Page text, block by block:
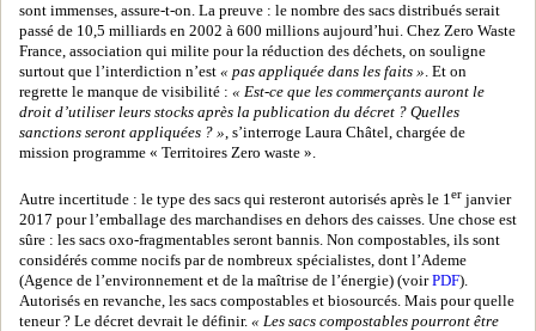
sont immenses, assure-t-on. La preuve : le nombre des sacs distribués serait
passé de 10,5 milliards en 2002 à 600 millions aujourd’hui. Chez Zero Waste
France, association qui milite pour la réduction des déchets, on souligne
surtout que l’interdiction n’est « pas appliquée dans les faits » . Et on
regrette le manque de visibilité : « Est-ce que les commerçants auront le
droit d’utiliser leurs stocks après la publication du décret ? Quelles
sanctions seront appliquées ? » , s’interroge Laura Châtel, chargée de
mission programme « Territoires Zero waste ».
Autre incertitude : le type des sacs qui resteront autorisés après le 1 er janvier
2017 pour l’emballage des marchandises en dehors des caisses. Une chose est
sûre : les sacs oxo-fragmentables seront bannis. Non compostables, ils sont
considérés comme nocifs par de nombreux spécialistes, dont l’Ademe
(Agence de l’environnement et de la maîtrise de l’énergie) (voirPDF).
Autorisés en revanche, les sacs compostables et biosourcés. Mais pour quelle
teneur ? Le décret devrait le définir. « Les sacs compostables pourront être